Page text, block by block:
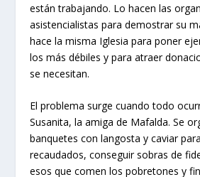
están trabajando. Lo hacen las
asistencialistas para demostrar su
hace la misma Iglesia para poner
los más débiles y para atraer
se necesitan.
El problema surge cuando todo
Susanita, la amiga de Mafalda. Se
banquetes con langosta y caviar
recaudados, conseguir sobras de
esos que comen los pobretones y